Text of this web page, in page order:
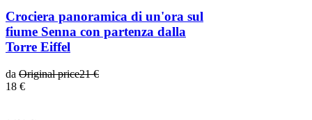
Crociera panoramica di un'ora sul
fiume Senna con partenza dalla
Torre Eiffel
da Original price21 €
18 €